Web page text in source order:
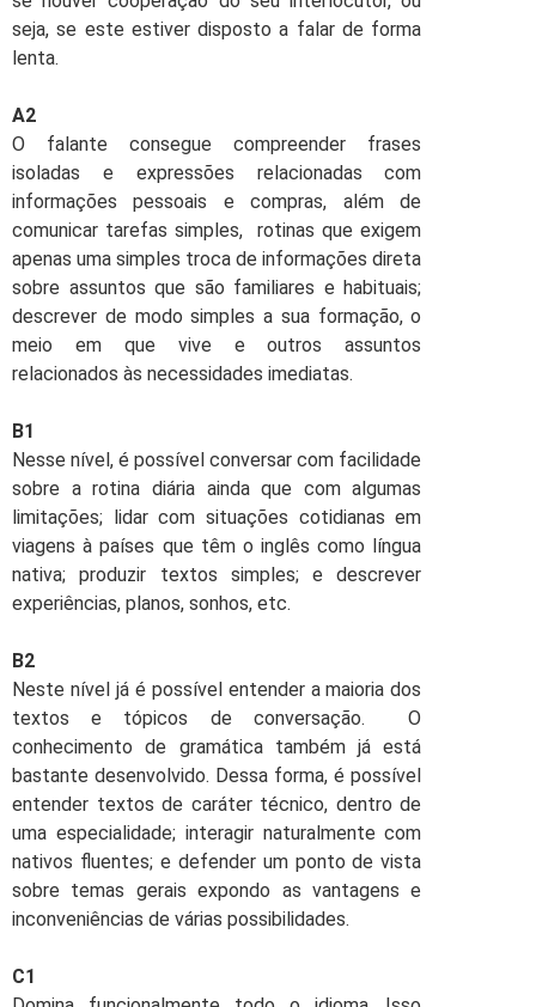
seja, se este estiver disposto a falar de forma
lenta.
A2
O falante consegue compreender frases
isoladas e expressões relacionadas com
informações pessoais e compras, além de
comunicar tarefas simples, rotinas que exigem
apenas uma simples troca de informações direta
sobre assuntos que são familiares e habituais;
descrever de modo simples a sua formação, o
meio em que vive e outros assuntos
relacionados às necessidades imediatas.
B1
Nesse nível, é possível conversar com facilidade
sobre a rotina diária ainda que com algumas
limitações; lidar com situações cotidianas em
viagens à países que têm o inglês como língua
nativa; produzir textos simples; e descrever
experiências, planos, sonhos, etc.
B2
Neste nível já é possível entender a maioria dos
textos e tópicos de conversação. O
conhecimento de gramática também já está
bastante desenvolvido. Dessa forma, é possível
entender textos de caráter técnico, dentro de
uma especialidade; interagir naturalmente com
nativos fluentes; e defender um ponto de vista
sobre temas gerais expondo as vantagens e
inconveniências de várias possibilidades.
C1